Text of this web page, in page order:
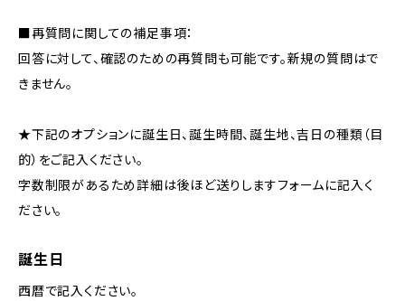
■再質問に関しての補足事項：
回答に対して、確認のための再質問も可能です。新規の質問はで
きません。
★下記のオプションに誕生日、誕生時間、誕生地、吉日の種類（目
的）をご記入ください。
字数制限があるため詳細は後ほど送りしますフォームに記入く
ださい。
誕生日
西暦で記入ください。